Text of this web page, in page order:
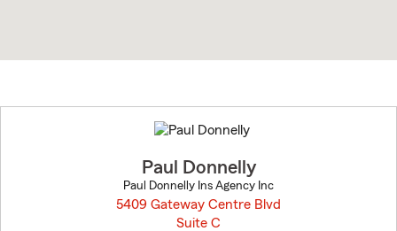
to
before
Paul Donnelly
Paul Donnelly Ins Agency Inc
5409 Gateway Centre Blvd
Suite C